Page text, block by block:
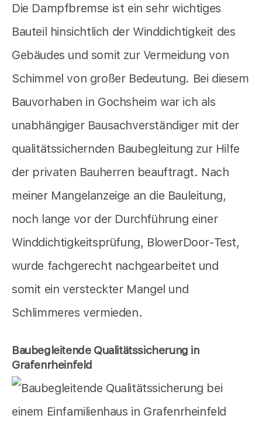
Die Dampfbremse ist ein sehr wichtiges
Bauteil hinsichtlich der Winddichtigkeit des
Gebäudes und somit zur Vermeidung von
Schimmel von großer Bedeutung. Bei diesem
Bauvorhaben in Gochsheim war ich als
unabhängiger Bausachverständiger mit der
qualitätssichernden Baubegleitung zur Hilfe
der privaten Bauherren beauftragt. Nach
meiner Mangelanzeige an die Bauleitung,
noch lange vor der Durchführung einer
Winddichtigkeitsprüfung, BlowerDoor-Test,
wurde fachgerecht nachgearbeitet und
somit ein versteckter Mangel und
Schlimmeres vermieden.
Baubegleitende Qualitätssicherung in
Grafenrheinfeld